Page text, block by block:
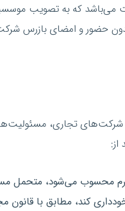
می‌باشد که به تصویب
حضور و امضای بازرس
شرکت‌های تجاری،
جرم محسوب می‌شود، متحمل
کند، مطابق با قانون